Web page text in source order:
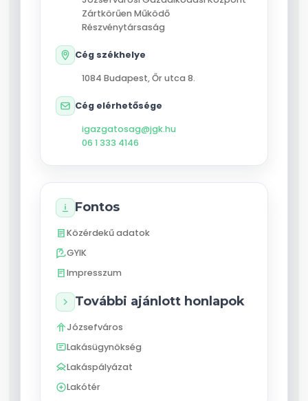
Zártkörűen Működő
Részvénytársaság
Cég székhelye
1084 Budapest,Őr utca 8.
Cég elérhetősége
igazgatosag@jgk.hu
06 1 333 4146
Fontos
Közérdekű adatok
GYIK
Impresszum
További ajánlott honlapok
Józsefváros
Lakásügynökség
Lakáspályázat
Lakótér